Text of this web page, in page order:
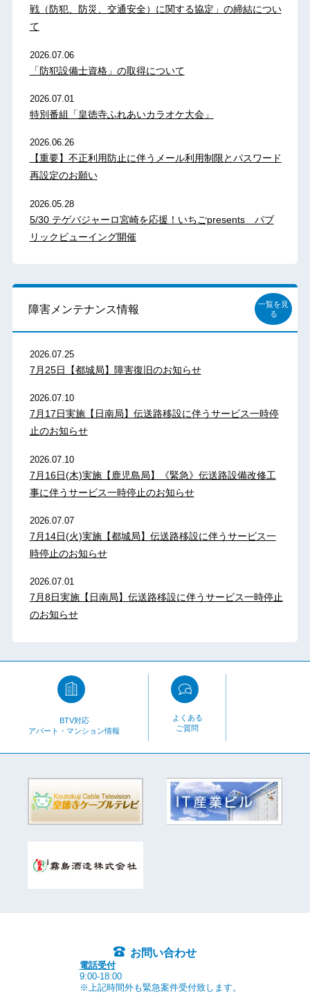
戦（防犯、防災、交通安全）に関する協定」の締結につい
て
2026.07.06
「防犯設備士資格」の取得について
2026.07.01
特別番組「皇徳寺ふれあいカラオケ大会」
2026.06.26
【重要】不正利用防止に伴うメール利用制限とパスワード
再設定のお願い
2026.05.28
5/30 テゲバジャーロ宮崎を応援！いちごpresents パブ
リックビューイング開催
障害メンテナンス情報
一覧を見
る
2026.07.25
7月25日【都城局】障害復旧のお知らせ
2026.07.10
7月17日実施【日南局】伝送路移設に伴うサービス一時停
止のお知らせ
2026.07.10
7月16日(木)実施【鹿児島局】《緊急》伝送路設備改修工
事に伴うサービス一時停止のお知らせ
2026.07.07
7月14日(火)実施【都城局】伝送路移設に伴うサービス一
時停止のお知らせ
2026.07.01
7月8日実施【日南局】伝送路移設に伴うサービス一時停止
のお知らせ
BTV対応
アパート・マンション情報
よくある
ご質問
お問い合わせ
電話受付
9:00-18:00
※上記時間外も緊急案件受付致します。